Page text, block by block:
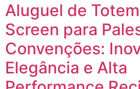
Aluguel de
Screen para
Convenções:
Elegância e Alta